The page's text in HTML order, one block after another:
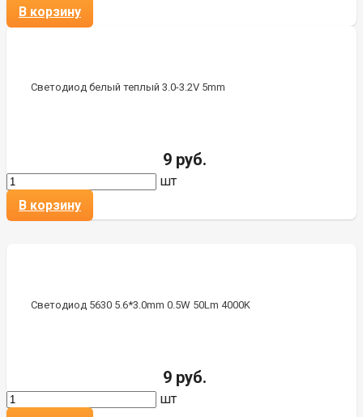
В корзину
Светодиод белый теплый 3.0-3.2V 5mm
9 руб.
шт
В корзину
Светодиод 5630 5.6*3.0mm 0.5W 50Lm 4000K
9 руб.
шт